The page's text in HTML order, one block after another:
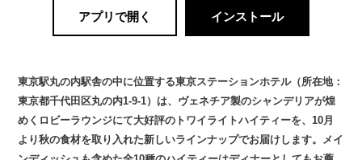
アプリで開く インストール
東京駅丸の内駅舎の中に位置する東京ステーションホテル（所在地：
東京都千代田区丸の内1-9-1）は、ヴェネチア製のシャンデリアが煌
めくロビーラウンジにて大好評のトワイライトハイティーを、10月
より秋の食材を取り入れた新しいラインナップでお届けします。メイ